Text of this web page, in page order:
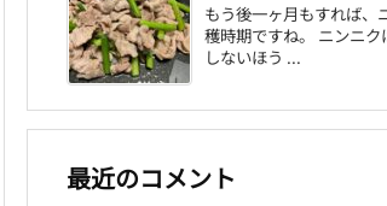
もう後一ヶ月もすれば、
穫時期ですね。 ニンニ
しないほう ...
最近のコメント